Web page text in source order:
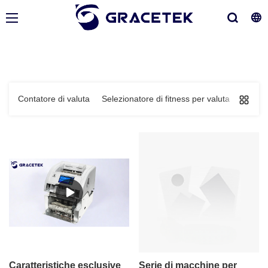
Contatore di valuta Selezionatore di fitness per valuta
Caratteristiche esclusive
Serie di macchine per